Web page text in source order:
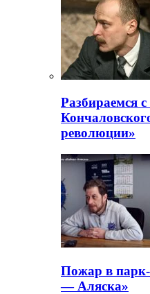
Разбираемся
революции»
Пожар в
— Аляска»